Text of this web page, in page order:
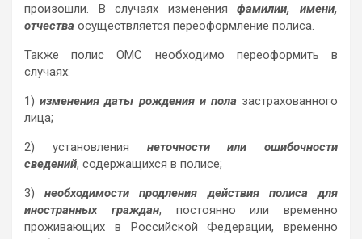
произошли. В случаях измененияфамилии, имени,
отчества осуществляется переоформление полиса.
Также полис ОМС необходимо переоформить в
случаях:
1)изменения даты рождения и пола застрахованного
лица;
2) установления неточности или ошибочности
сведений, содержащихся в полисе;
3)необходимости продления действия полиса для
иностранных граждан, постоянно или временно
проживающих в Российской Федерации, временно